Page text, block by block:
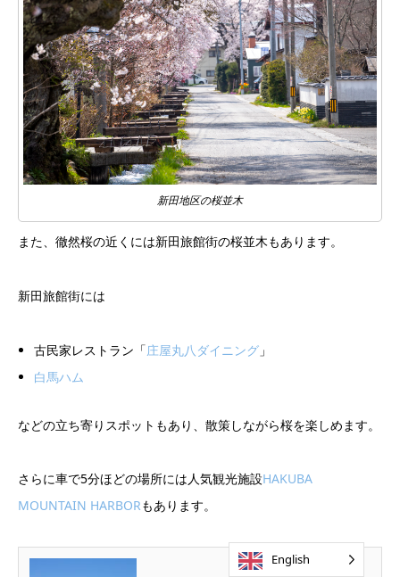
新田地区の桜並木
また、徹然桜の近くには新田旅館街の桜並木もあります。
新田旅館街には
古民家レストラン「庄屋丸八ダイニング 」
白馬ハム
などの立ち寄りスポットもあり、散策しながら桜を楽しめます。
さらに車で5分ほどの場所には人気観光施設HAKUBA
MOUNTAIN HARBORもあります。
English